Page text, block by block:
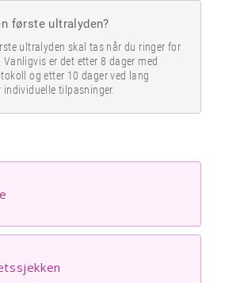
første ultralyden?
ultralyden skal tas når du ringer for
er det etter 8 dager med
og etter 10 dager ved lang
tilpasninger.